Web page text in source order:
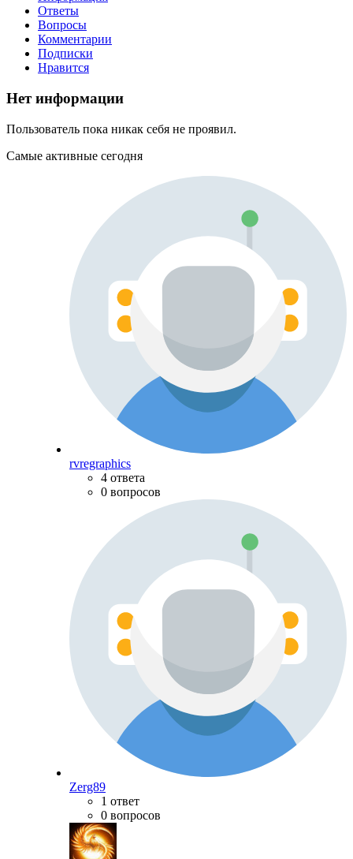
Ответы
Вопросы
Комментарии
Подписки
Нравится
Нет информации
Пользователь пока никак себя не проявил.
Самые активные сегодня
rvregraphics
4 ответа
0 вопросов
Zerg89
1 ответ
0 вопросов